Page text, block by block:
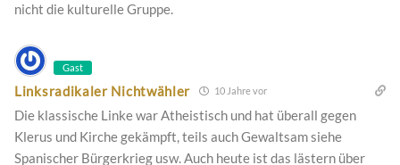
nicht die kulturelle Gruppe.
Gast
Linksradikaler Nichtwähler 10 Jahre vor
Die klassische Linke war Atheistisch und hat überall gegen
Klerus und Kirche gekämpft, teils auch Gewaltsam siehe
Spanischer Bürgerkrieg usw. Auch heute ist das lästern über